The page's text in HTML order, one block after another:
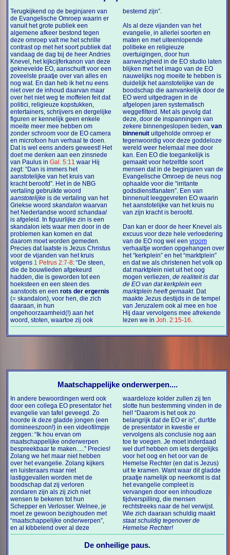
Terugkijkend op de beginjaren van
de Evangelische Omroep waarin er
vanuit het grote publiek een
algemene afkeer bestond tegen
deze omroep valt me het schrille
contrast op met het soort publiek dat
vandaag de dag bij de heer Andries
Knevel, het kijkcijferkanon van deze
geknevelde EO, aanschuift voor een
zoveelste praatje over van alles en
nog wat. En dan heb ik het nu eens
niet over de inhoud daarvan maar
over het niet weg te moffelen feit dat
politici, religieuze kopstukken,
entertainers, schrijvers en dergelijke
figuren er kennelijk geen enkele
moeite meer mee hebben om
zonder schroom voor de EO camera
en microfoon hun verhaal te doen.
Dat is wel eens anders geweest! Het
doet me denken aan een zinsnede
van Paulus inGal. 5:11 waar Hij
zegt: “Dan is immers het
aanstotelijke van het kruis van
kracht beroofd”. Het in de NBG
vertaling gebruikte woord
aanstotelijke is de vertaling van het
Griekse woordskandalon waarvan
het Nederlandse woordschandaal
is afgeleid. In figuurlijke zin is een
skandalon iets waar men door in de
problemen kan komen en dat
daarom moet worden gemeden.
Precies dat laatste is Jezus Christus
voor de vijanden van het kruis
volgens 1 Petrus 2:7-8: “De steen,
die de bouwlieden afgekeurd
hadden, die is geworden tot een
hoeksteen en een steen des
aanstoots en eenrots der ergernis
(= skandalon), voor hen, die zich
daaraan, in hun
ongehoorzaamheid(!) aan het
woord, stoten, waartoe zij ook
bestemd zijn”.
Als al deze vijanden van het
evangelie, in allerlei soorten en
maten en met uiteenlopende
politieke en religieuze
overtuigingen, door hun
aanwezigheid in de EO studio laten
blijken met het imago van de EO
nauwelijks nog moeite te hebben is
duidelijk het aanstotelijke van de
boodschap die aanvankelijk door de
EO werd uitgedragen in de
afgelopen jaren systematisch
weggefilterd. Met als gevolg dat
deze, door de inspanningen van
zekere binnengeslopen lieden, van
binnenuituitgeholde omroep er
tegenwoordig voor deze goddeloze
wereld weer helemaal mee door
kan. Een EO die toegankelijk is
gemaakt voor hetzelfde soort
mensen dat in de beginjaren van de
Evangelische Omroep de neus nog
ophaalde voor die “irritante
godsdienstfanaten”. Een van
binnenuit leeggevreten EO waarin
het aanstotelijke van het kruis nu
van zijn kracht is beroofd.
Dan kan er door de heer Knevel als
excuus voor deze hele verloedering
van de EO nog wel een vroom
verhaaltje worden opgehangen over
het “kerkplein” en het “marktplein”
en dat we als christenen het volk op
dat marktplein niet uit het oog
mogen verliezen, de realiteit is dat
de EO van dat kerkplein een
marktplein heeft gemaakt. Dat
maakte Jezus destijds in de tempel
van Jeruzalem ook al mee en hoe
Hij daar vervolgens mee afrekende
lezen we in Joh. 2:15-16.
Maatschappelijke onderwerpen....
In andere bewoordingen werd ook
door een collega EO presentator het
evangelie van tafel geveegd. Zo
hoorde ik deze gladde jongen (een
domineeszoon!) in een videofilmpje
zeggen: “Ik hou ervan om
maatschappelijke onderwerpen
bespreekbaar te maken.....” Precies!
Zolang we het maar niet hebben
over het evangelie. Zolang kijkers
en luisteraars maar niet
lastiggevallen worden met de
boodschap dat zij verloren
zondaren zijn als zij zich niet
wensen te bekeren tot hun
Schepper en Verlosser. Welnee, je
moet ze gewoon bezighouden met
“maatschappelijke onderwerpen”,
en al kibbelend over al deze
waardeloze kolder zullen zij ten
slotte hun bestemming vinden in de
hel! “Daarom is het ook zo
belangrijk dat de EO er is”, durfde
de presentator in kwestie er
vervolgens als conclusie nog aan
toe te voegen. Je moet inderdaad
wel durf hebben om iets dergelijks
voor het oog en het oor van de
Hemelse Rechter (en dat is Jezus)
uit te kramen. Want waar dit gladde
praatje namelijk op neerkomt is dat
het evangelie compleet is
vervangen door een inhoudloze
tijdverspilling, die mensen
rechtstreeks naar de hel verwijst.
Wie zich daaraan schuldig maakt
staat schuldig tegenover de
Hemelse Rechter!
De onheilige paus.